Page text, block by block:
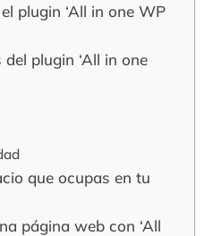
plugin ‘All in one WP
plugin ‘All in one
que ocupas en tu
página web con ‘All